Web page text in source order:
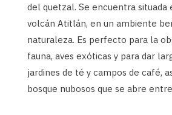
del quetzal. Se encuentra situada
volcán Atitlán, en un ambiente
naturaleza. Es perfecto para la
fauna, aves exóticas y para dar
jardines de té y campos de café,
bosque nubosos que se abre